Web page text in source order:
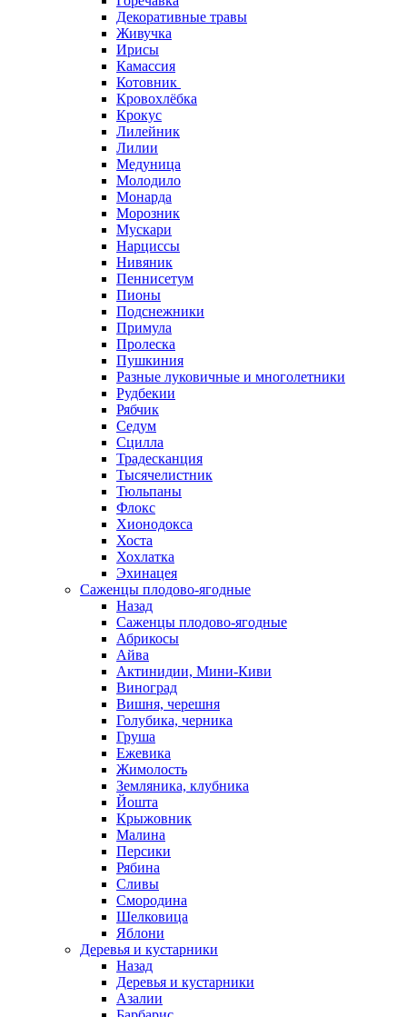
Декоративные травы
Живучка
Ирисы
Камассия
Котовник
Кровохлёбка
Крокус
Лилейник
Лилии
Медуница
Молодило
Монарда
Морозник
Мускари
Нарциссы
Нивяник
Пеннисетум
Пионы
Подснежники
Примула
Пролеска
Пушкиния
Разные луковичные и многолетники
Рудбекии
Рябчик
Седум
Сцилла
Традесканция
Тысячелистник
Тюльпаны
Флокс
Хионодокса
Хоста
Хохлатка
Эхинацея
Саженцы плодово-ягодные
Назад
Саженцы плодово-ягодные
Абрикосы
Айва
Актинидии, Мини-Киви
Виноград
Вишня, черешня
Голубика, черника
Груша
Ежевика
Жимолость
Земляника, клубника
Йошта
Крыжовник
Малина
Персики
Рябина
Сливы
Смородина
Шелковица
Яблони
Деревья и кустарники
Назад
Деревья и кустарники
Азалии